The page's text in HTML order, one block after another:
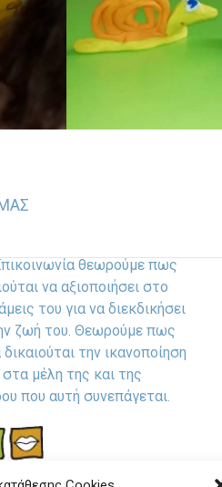
θεωρούμε πως
να αξιοποιήσει στο
του για να διεκδικήσει
ζωή του. Θεωρούμε πως
την ικανοποίηση
μέλη της και της
που αυτή συνεπάγεται.